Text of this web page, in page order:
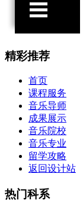
精彩推荐
首页
课程服务
音乐导师
成果展示
音乐院校
音乐专业
留学攻略
返回设计站
热门科系